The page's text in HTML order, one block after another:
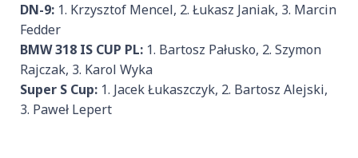
DN-9: 1. Krzysztof Mencel, 2. Łukasz Janiak, 3. Marcin
Fedder
BMW 318 IS CUP PL: 1. Bartosz Pałusko, 2. Szymon
Rajczak, 3. Karol Wyka
Super S Cup: 1. Jacek Łukaszczyk, 2. Bartosz Alejski,
3. Paweł Lepert